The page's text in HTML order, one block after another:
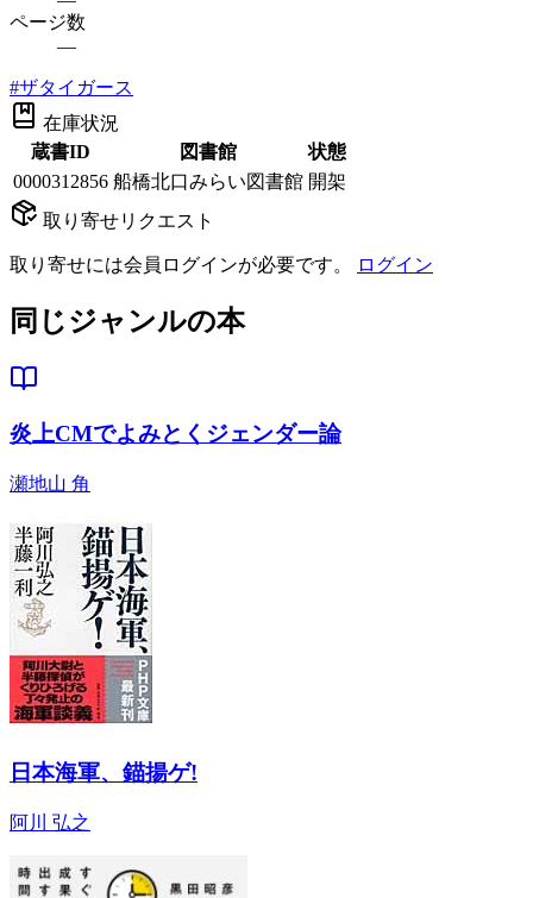
ページ数
—
#ザタイガース
在庫状況
蔵書ID
図書館
状態
0000312856 船橋北口みらい図書館 開架
取り寄せリクエスト
取り寄せには会員ログインが必要です。 ログイン
同じジャンルの本
炎上CMでよみとくジェンダー論
瀬地山 角
日本海軍、錨揚ゲ!
阿川 弘之